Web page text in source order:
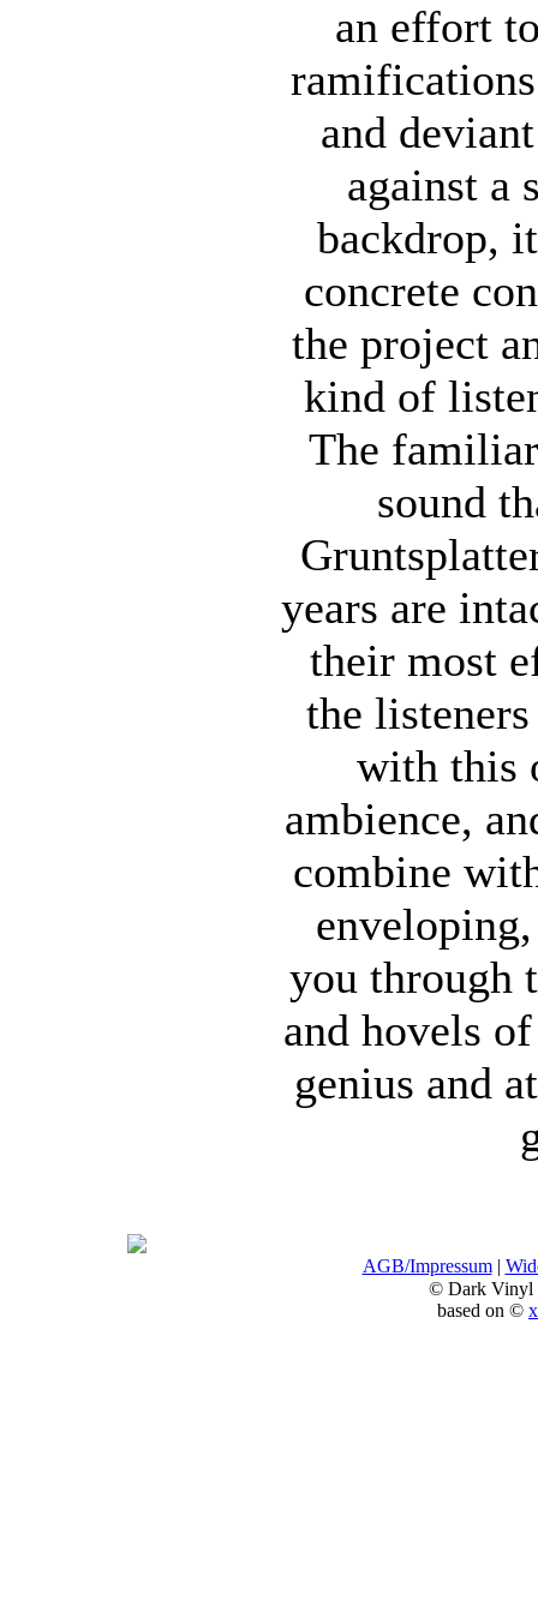
an effort
and
against a
backdrop,
concrete
the project
kind of
The
sound
years are
their most
the
with this
ambience,
combine
you through
and hovels
genius and
AGB/Impressum|
© Dark Vinyl
based on ©